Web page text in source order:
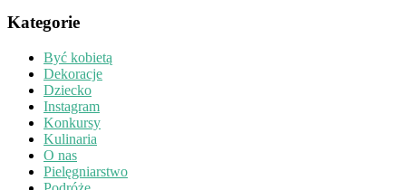
Kategorie
Być kobietą
Dekoracje
Dziecko
Instagram
Konkursy
Kulinaria
O nas
Pielęgniarstwo